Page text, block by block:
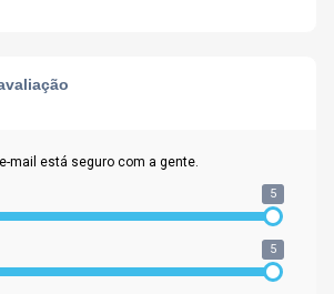
mail está seguro com a gente.
5
5